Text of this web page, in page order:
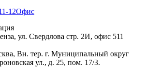
12Офис
ул. Свердлова стр. 2И, офис 511
Вн. тер. г. Муниципальный округ
ул., д. 25, пом. 17/3.